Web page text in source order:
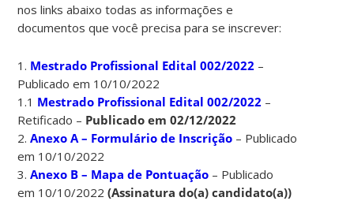
nos links abaixo todas as informações e
documentos que você precisa para se inscrever:
1. Mestrado Profissional Edital 002/2022 –
Publicado em 10/10/2022
1.1 Mestrado Profissional Edital 002/2022 –
Retificado – Publicado em 02/12/2022
2.Anexo A – Formulário de Inscrição – Publicado
em 10/10/2022
3.Anexo B – Mapa de Pontuação – Publicado
em 10/10/2022(Assinatura do(a) candidato(a))